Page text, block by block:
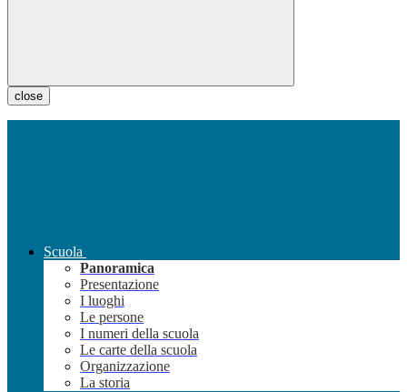
close
Scuola
Panoramica
Presentazione
I luoghi
Le persone
I numeri della scuola
Le carte della scuola
Organizzazione
La storia